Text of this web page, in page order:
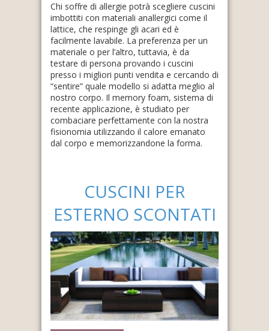
Chi soffre di allergie potrà scegliere cuscini
imbottiti con materiali anallergici come il
lattice, che respinge gli acari ed è
facilmente lavabile. La preferenza per un
materiale o per l’altro, tuttavia, è da
testare di persona provando i cuscini
presso i migliori punti vendita e cercando di
“sentire” quale modello si adatta meglio al
nostro corpo. Il memory foam, sistema di
recente applicazione, è studiato per
combaciare perfettamente con la nostra
fisionomia utilizzando il calore emanato
dal corpo e memorizzandone la forma.
CUSCINI PER
ESTERNO SCONTATI